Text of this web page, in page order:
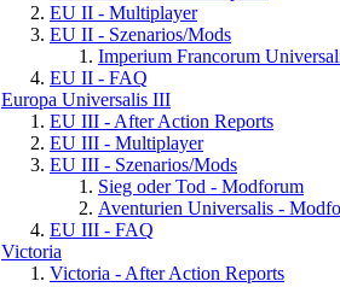
EU II - Multiplayer
EU II - Szenarios/Mods
Imperium Francorum
EU II - FAQ
Europa Universalis III
EU III - After Action Reports
EU III - Multiplayer
EU III - Szenarios/Mods
Sieg oder Tod - Modforum
Aventurien Universalis -
EU III - FAQ
Victoria
Victoria - After Action Reports